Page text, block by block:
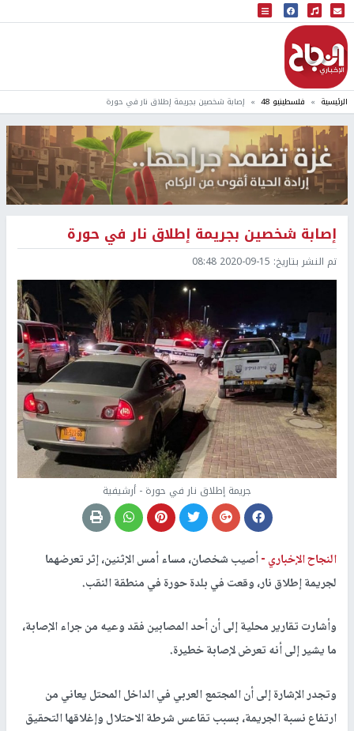
البث المباشر
إذاعة النجاح
الرئيسية فلسطينيو 48 إصابة شخصين بجريمة إطلاق نار في حورة
إصابة شخصين بجريمة إطلاق نار في حورة
تم النشر بتاريخ: 2020-09-15 08:48
جريمة إطلاق نار في حورة - أرشيفية
النجاح الإخباري -أصيب شخصان، مساء أمس الإثنين، إثر تعرضهما
لجريمة إطلاق نار، وقعت في بلدة حورة في منطقة النقب.
وأشارت تقارير محلية إلى أن أحد المصابين فقد وعيه من جراء الإصابة،
ما يشير إلى أنه تعرض لإصابة خطيرة.
وتجدر الإشارة إلى أن المجتمع العربي في الداخل المحتل يعاني من
ارتفاع نسبة الجريمة، بسبب تقاعس شرطة الاحتلال وإغلاقها التحقيق